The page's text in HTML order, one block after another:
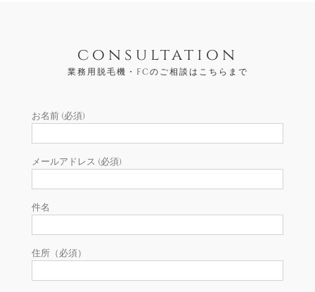
consultation
業務用脱毛機・FCのご相談はこちらまで
お名前 (必須)
メールアドレス (必須)
件名
住所（必須）